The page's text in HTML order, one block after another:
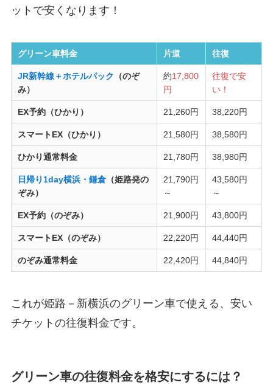
ットで安くなります！
グリーン車料金 片道 往復
JR新幹線＋ホテルパック
（のぞ
み）
約17,800
円
往復で安
い！
EX予約（ひかり） 21,260円 38,220円
スマートEX（ひかり） 21,580円 38,580円
ひかり通常料金 21,780円 38,980円
日帰り1day横浜・鎌倉 （姫路発の
ぞみ）
21,790円
～
43,580円
～
EX予約（のぞみ） 21,900円 43,800円
スマートEX（のぞみ） 22,220円 44,440円
のぞみ通常料金 22,420円 44,840円
これが姫路－新横浜のグリーン車で使える、安い
チケットの往復料金です。
グリーン車の往復料金を格安にするには？